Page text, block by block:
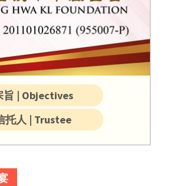
旨 | Objectives
托人 | Trustee